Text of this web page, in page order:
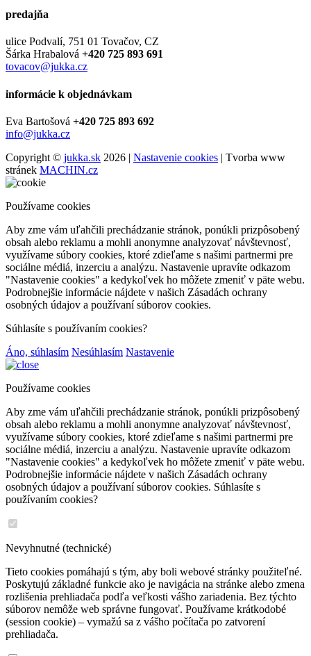
predajňa
ulice Podvalí, 751 01 Tovačov, CZ
Šárka Hrabalová +420 725 893 691
tovacov@jukka.cz
informácie k objednávkam
Eva Bartošová +420 725 893 692
info@jukka.cz
Copyright © jukka.sk 2026 | Nastavenie cookies | Tvorba www
stránek MACHIN.cz
Používame cookies
Aby zme vám uľahčili prechádzanie stránok, ponúkli prizpôsobený
obsah alebo reklamu a mohli anonymne analyzovať návštevnosť,
využívame súbory cookies, ktoré zdieľame s našimi partnermi pre
sociálne médiá, inzerciu a analýzu. Nastavenie upravíte odkazom
"Nastavenie cookies" a kedykoľvek ho môžete zmeniť v päte webu.
Podrobnejšie informácie nájdete v našich Zásadách ochrany
osobných údajov a používaní súborov cookies.
Súhlasíte s používaním cookies?
Áno, súhlasím Nesúhlasím Nastavenie
Používame cookies
Aby zme vám uľahčili prechádzanie stránok, ponúkli prizpôsobený
obsah alebo reklamu a mohli anonymne analyzovať návštevnosť,
využívame súbory cookies, ktoré zdieľame s našimi partnermi pre
sociálne médiá, inzerciu a analýzu. Nastavenie upravíte odkazom
"Nastavenie cookies" a kedykoľvek ho môžete zmeniť v päte webu.
Podrobnejšie informácie nájdete v našich Zásadách ochrany
osobných údajov a používaní súborov cookies. Súhlasíte s
používaním cookies?
Nevyhnutné (technické)
Tieto cookies pomáhajú s tým, aby boli webové stránky použiteľné.
Poskytujú základné funkcie ako je navigácia na stránke alebo zmena
rozlišenia prehliadača podľa veľkosti vášho zariadenia. Bez týchto
súborov nemôže web správne fungovať. Používame krátkodobé
(session cookie) – vymažú sa z vášho počítača po zatvorení
prehliadača.